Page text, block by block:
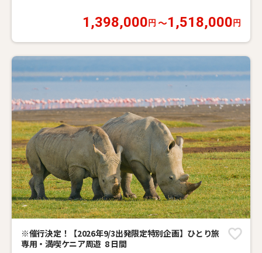
1,398,000 円 〜1,518,000 円
※催行決定！【2026年9/3出発限定特別企画】ひとり旅
専用・満喫ケニア周遊 8 日間